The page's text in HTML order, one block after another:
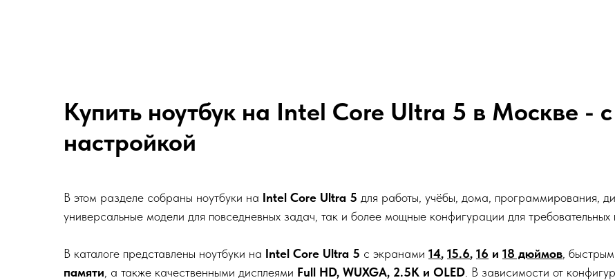
Купить ноутбук на Intel Core Ultra 5 в Москве -
настройкой
В этом разделе собраны ноутбуки на Intel Core Ultra 5 для работы, учёбы, дома, программирования,
универсальные модели для повседневных задач, так и более мощные конфигурации для
В каталоге представлены ноутбуки на Intel Core Ultra 5 с экранами 14, 15.6, 16 и 18 дюймов,
памяти, а также качественными дисплеями Full HD, WUXGA, 2.5K и OLED . В зависимости от